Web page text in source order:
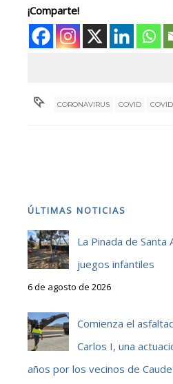
¡Comparte!
CORONAVIRUS COVID
ÚLTIMAS NOTICIAS
La Pinada de Santa
juegos infantiles
6 de agosto de 2026
Comienza el
Carlos I, una
años por los vecinos de